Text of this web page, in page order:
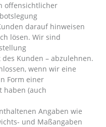
offensichtlicher
darauf hinweisen
lösen. Wir sind
Kunden – abzulehnen.
wenn wir eine
Form einer
haben (auch
Angaben wie
und Maßangaben